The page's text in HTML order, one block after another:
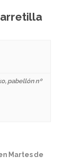
pabellón nº
Martes de